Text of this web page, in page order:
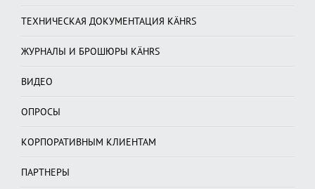
ТЕХНИЧЕСКАЯ ДОКУМЕНТАЦИЯ KÄHRS
ЖУРНАЛЫ И БРОШЮРЫ KÄHRS
ВИДЕО
ОПРОСЫ
КОРПОРАТИВНЫМ КЛИЕНТАМ
ПАРТНЕРЫ